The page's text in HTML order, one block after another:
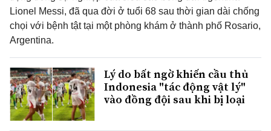
Lionel Messi, đã qua đời ở tuổi 68 sau thời gian dài chống
chọi với bệnh tật tại một phòng khám ở thành phố Rosario,
Argentina.
Lý do bất ngờ khiến cầu thủ
Indonesia "tác động vật lý"
vào đồng đội sau khi bị loại